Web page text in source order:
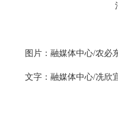
图片：融媒体中心/农必
文字：融媒体中心/冼欣